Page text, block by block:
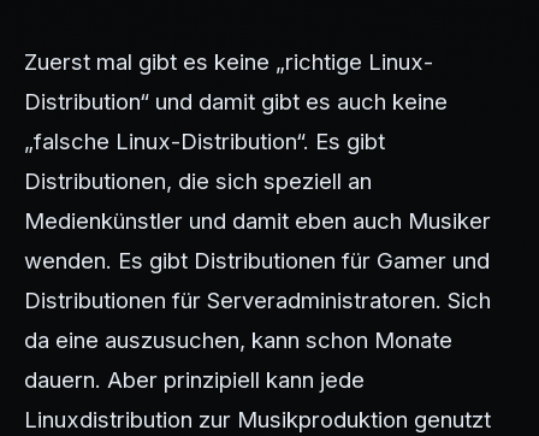
Zuerst mal gibt es keine „richtige Linux-
Distribution“ und damit gibt es auch keine
„falsche Linux-Distribution“. Es gibt
Distributionen, die sich speziell an
Medienkünstler und damit eben auch Musiker
wenden. Es gibt Distributionen für Gamer und
Distributionen für Serveradministratoren. Sich
da eine auszusuchen, kann schon Monate
dauern. Aber prinzipiell kann jede
Linuxdistribution zur Musikproduktion genutzt